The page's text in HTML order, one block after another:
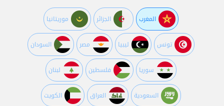
المغرب الجزائر موريتانيا
تونس ليبيا مصر السودان
سوريا فلسطين لبنان
السعودية العراق الكويت